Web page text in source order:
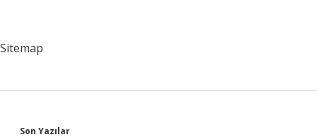
Sitemap
Son Yazılar